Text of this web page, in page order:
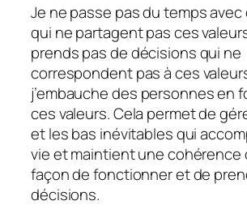
Je ne passe pas du temps
qui ne partagent pas ces
prends pas de décisions qui ne
correspondent pas à ces
j’embauche des personnes en
ces valeurs. Cela permet de
et les bas inévitables qui
vie et maintient une cohérence
façon de fonctionner et de
décisions.